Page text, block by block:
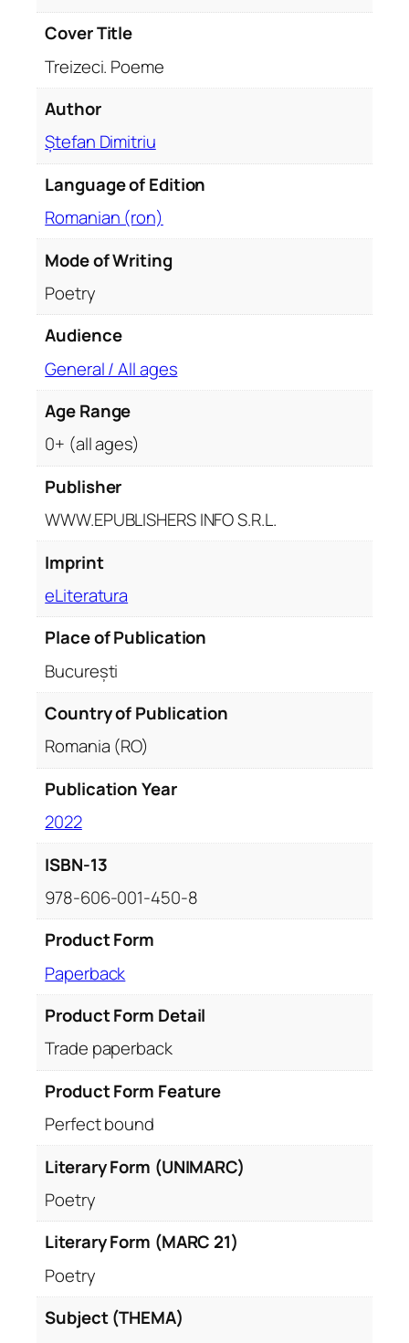
Cover Title
Treizeci. Poeme
Author
Ștefan Dimitriu
Language of Edition
Romanian (ron)
Mode of Writing
Poetry
Audience
General / All ages
Age Range
0+ (all ages)
Publisher
WWW.EPUBLISHERS INFO S.R.L.
Imprint
eLiteratura
Place of Publication
București
Country of Publication
Romania (RO)
Publication Year
2022
ISBN-13
978-606-001-450-8
Product Form
Paperback
Product Form Detail
Trade paperback
Product Form Feature
Perfect bound
Literary Form (UNIMARC)
Poetry
Literary Form (MARC 21)
Poetry
Subject (THEMA)